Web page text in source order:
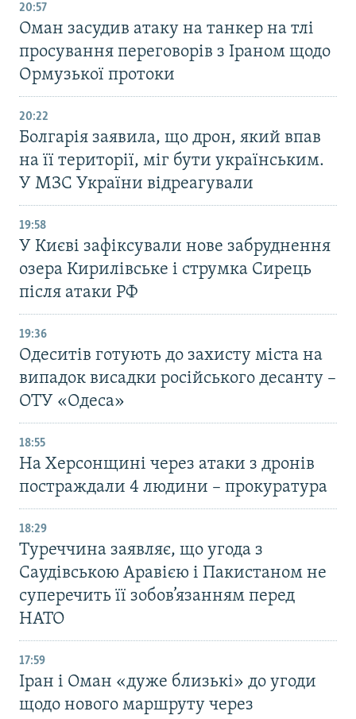
20:57
Оман засудив атаку на танкер на тлі
просування переговорів з Іраном щодо
Ормузької протоки
20:22
Болгарія заявила, що дрон, який впав
на її території, міг бути українським.
У МЗС України відреагували
19:58
У Києві зафіксували нове забруднення
озера Кирилівське і струмка Сирець
після атаки РФ
19:36
Одеситів готують до захисту міста на
випадок висадки російського десанту –
ОТУ «Одеса»
18:55
На Херсонщині через атаки з дронів
постраждали 4 людини – прокуратура
18:29
Туреччина заявляє, що угода з
Саудівською Аравією і Пакистаном не
суперечить її зобов’язанням перед
НАТО
17:59
Іран і Оман «дуже близькі» до угоди
щодо нового маршруту через